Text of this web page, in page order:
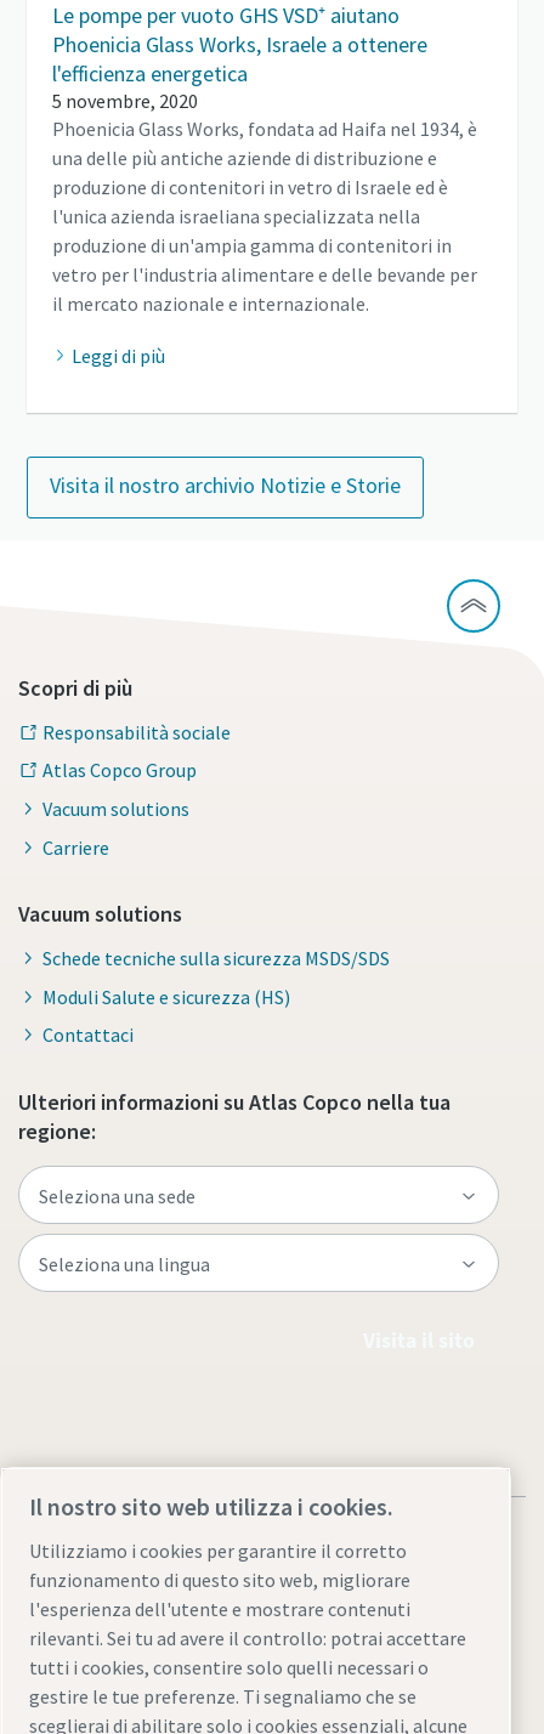
Le pompe per vuoto GHS VSD⁺ aiutano
Phoenicia Glass Works, Israele a ottenere
l'efficienza energetica
5 novembre, 2020
Phoenicia Glass Works, fondata ad Haifa nel 1934, è
una delle più antiche aziende di distribuzione e
produzione di contenitori in vetro di Israele ed è
l'unica azienda israeliana specializzata nella
produzione di un'ampia gamma di contenitori in
vetro per l'industria alimentare e delle bevande per
il mercato nazionale e internazionale.
Leggi di più
Visita il nostro archivio Notizie e Storie
Scopri di più
Responsabilità sociale
Atlas Copco Group
Vacuum solutions
Carriere
Vacuum solutions
Schede tecniche sulla sicurezza MSDS/SDS
Moduli Salute e sicurezza (HS)
Contattaci
Ulteriori informazioni su Atlas Copco nella tua
regione:
Note legali e informativa sulla privacy
Gestione preferenze cookiesAccessibilitàMappa del sito
© 2026 Atlas Copco AB
Il nostro sito web utilizza i cookies.
Utilizziamo i cookies per garantire il corretto
funzionamento di questo sito web, migliorare
l'esperienza dell'utente e mostrare contenuti
rilevanti. Sei tu ad avere il controllo: potrai accettare
tutti i cookies, consentire solo quelli necessari o
gestire le tue preferenze. Ti segnaliamo che se
sceglierai di abilitare solo i cookies essenziali, alcune